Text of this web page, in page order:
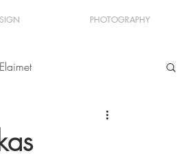
PHOTOGRAPHY
Elaimet